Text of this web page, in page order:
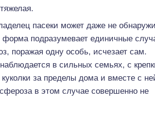
пасеки может даже не
форма подразумевает единичные
поражая одну особь, исчезает сам.
в сильных семьях, с
за пределы дома и вместе с
в этом случае совершенно не